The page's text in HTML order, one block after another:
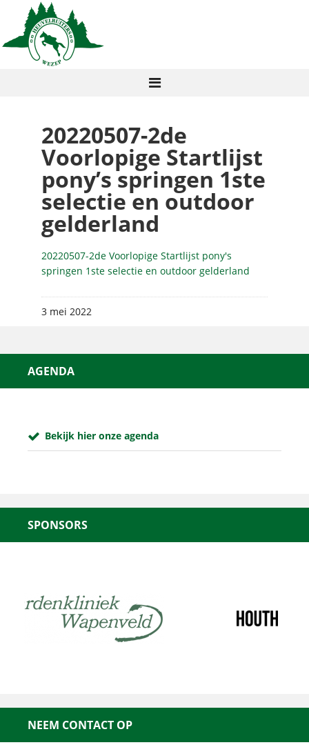
20220507-2de
Voorlopige Startlijst
pony’s springen 1ste
selectie en outdoor
gelderland
20220507-2de Voorlopige Startlijst pony's
springen 1ste selectie en outdoor gelderland
3 mei 2022
AGENDA
Bekijk hier onze agenda
SPONSORS
NEEM CONTACT OP